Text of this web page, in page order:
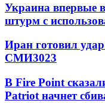
Украина впервые
штурм с
Иран готовил
СМИ3023
В Fire Point
Patriot начнет